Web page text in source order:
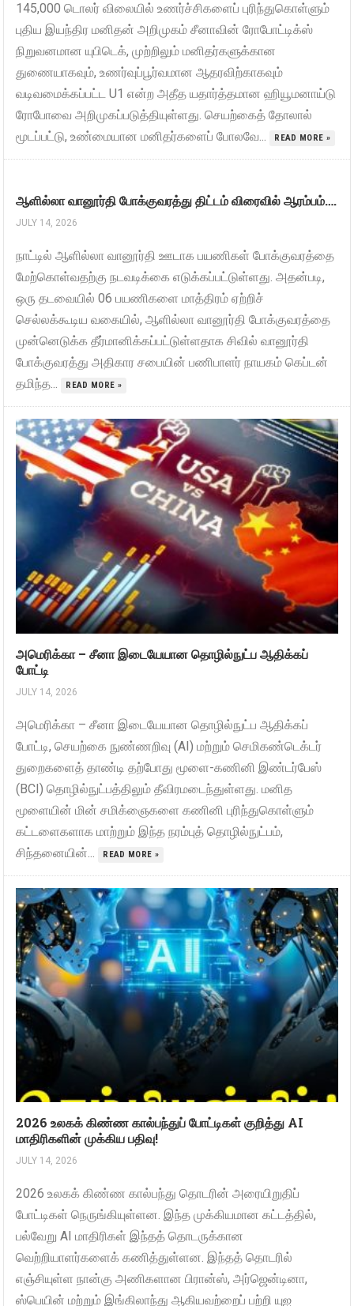
145,000 டொலர் விலையில் உணர்ச்சிகளைப் புரிந்துகொள்ளும்
புதிய இயந்திர மனிதன் அறிமுகம் சீனாவின் ரோபோட்டிக்ஸ்
நிறுவனமான யுபிடெக், முற்றிலும் மனிதர்களுக்கான
துணையாகவும், உணர்வுப்பூர்வமான ஆதரவிற்காகவும்
வடிவமைக்கப்பட்ட U1 என்ற அதீத யதார்த்தமான ஹியூமனாய்டு
ரோபோவை அறிமுகப்படுத்தியுள்ளது. செயற்கைத் தோலால்
மூடப்பட்டு, உண்மையான மனிதர்களைப் போலவே...
READ MORE »
ஆளில்லா வானூர்தி போக்குவரத்து திட்டம் விரைவில் ஆரம்பம்….
JULY 14, 2026
நாட்டில் ஆளில்லா வானூர்தி ஊடாக பயணிகள் போக்குவரத்தை
மேற்கொள்வதற்கு நடவடிக்கை எடுக்கப்பட்டுள்ளது. அதன்படி,
ஒரு தடவையில் 06 பயணிகளை மாத்திரம் ஏற்றிச்
செல்லக்கூடிய வகையில், ஆளில்லா வானூர்தி போக்குவரத்தை
முன்னெடுக்க தீர்மானிக்கப்பட்டுள்ளதாக சிவில் வானூர்தி
போக்குவரத்து அதிகார சபையின் பணிபாளர் நாயகம் கெப்டன்
தமிந்த...
READ MORE »
அமெரிக்கா – சீனா இடையேயான தொழில்நுட்ப ஆதிக்கப்
போட்டி
JULY 14, 2026
அமெரிக்கா – சீனா இடையேயான தொழில்நுட்ப ஆதிக்கப்
போட்டி, செயற்கை நுண்ணறிவு (AI) மற்றும் செமிகண்டெக்டர்
துறைகளைத் தாண்டி தற்போது மூளை-கணினி இண்டர்பேஸ்
(BCI) தொழில்நுட்பத்திலும் தீவிரமடைந்துள்ளது. மனித
மூளையின் மின் சமிக்ஞைகளை கணினி புரிந்துகொள்ளும்
கட்டளைகளாக மாற்றும் இந்த நரம்புத் தொழில்நுட்பம்,
சிந்தனையின்...
READ MORE »
2026 உலகக் கிண்ண கால்பந்துப் போட்டிகள் குறித்து AI
மாதிரிகளின் முக்கிய பதிவு!
JULY 14, 2026
2026 உலகக் கிண்ண கால்பந்து தொடரின் அரையிறுதிப்
போட்டிகள் நெருங்கியுள்ளன. இந்த முக்கியமான கட்டத்தில்,
பல்வேறு AI மாதிரிகள் இந்தத் தொடருக்கான
வெற்றியாளர்களைக் கணித்துள்ளன. இந்தத் தொடரில்
எஞ்சியுள்ள நான்கு அணிகளான பிரான்ஸ், அர்ஜென்டினா,
ஸ்பெயின் மற்றும் இங்கிலாந்து ஆகியவற்றைப் பற்றி யுஐ